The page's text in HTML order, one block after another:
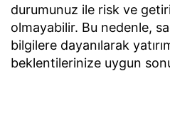
durumunuz ile risk ve
olmayabilir. Bu nedenle,
bilgilere dayanılarak
beklentilerinize uygun